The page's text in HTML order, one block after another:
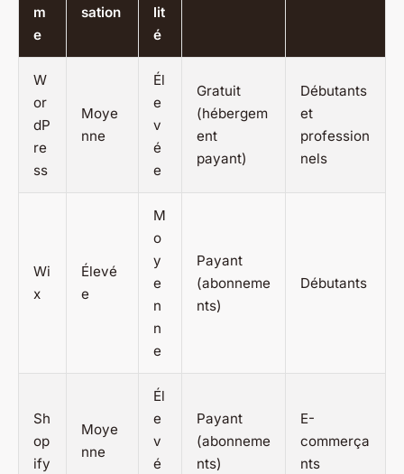
m
e
sation
lit
é
W
or
dP
re
ss
Moye
nne
Él
e
v
é
e
Gratuit
(hébergem
ent
payant)
Débutants
et
profession
nels
Wi
x
Élevé
e
M
o
y
e
n
n
e
Payant
(abonneme
nts)
Débutants
Sh
op
ify
Moye
nne
Él
e
v
é
Payant
(abonneme
nts)
E-
commerça
nts